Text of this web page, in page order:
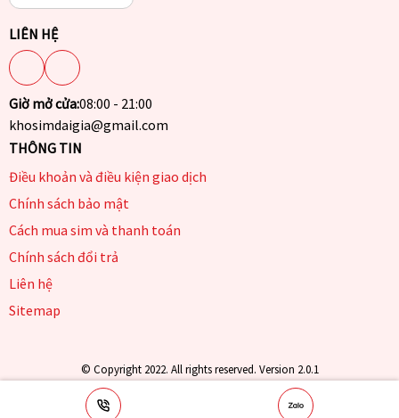
LIÊN HỆ
Giờ mở cửa:08:00 - 21:00
khosimdaigia@gmail.com
THÔNG TIN
Điều khoản và điều kiện giao dịch
Chính sách bảo mật
Cách mua sim và thanh toán
Chính sách đổi trả
Liên hệ
Sitemap
© Copyright 2022. All rights reserved. Version 2.0.1